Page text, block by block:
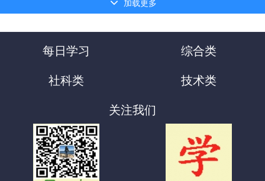
加载更多
每日学习
综合类
社科类
技术类
关注我们